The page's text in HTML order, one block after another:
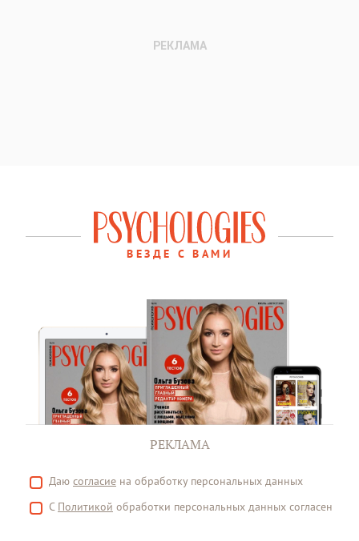
ВЕЗДЕ С ВАМИ
РЕКЛАМА
Даю согласие на обработку персональных данных
С Политикой обработки персональных данных согласен